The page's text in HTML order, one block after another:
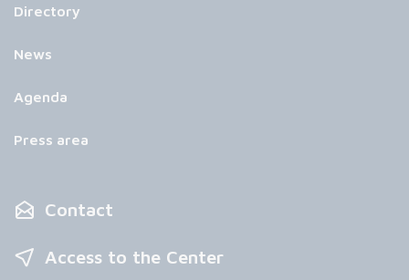
Directory
News
Agenda
Press area
Contact
Access to the Center